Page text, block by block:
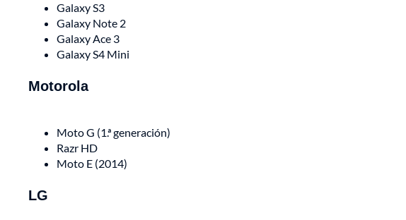
Galaxy S3
Galaxy Note 2
Galaxy Ace 3
Galaxy S4 Mini
Motorola
Moto G (1.ª generación)
Razr HD
Moto E (2014)
LG